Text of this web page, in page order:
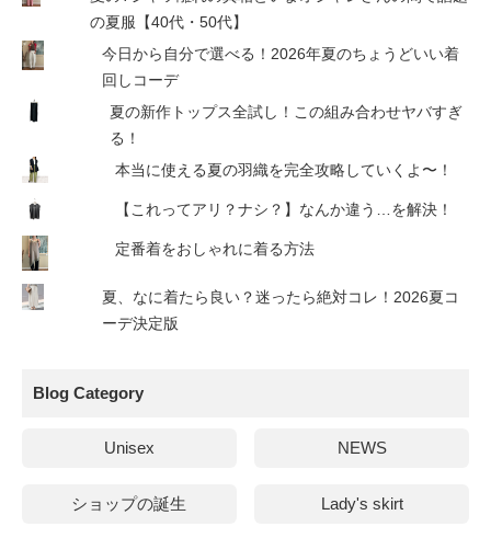
の夏服【40代・50代】
今日から自分で選べる！2026年夏のちょうどいい着
回しコーデ
夏の新作トップス全試し！この組み合わせヤバすぎ
る！
本当に使える夏の羽織を完全攻略していくよ〜！
【これってアリ？ナシ？】なんか違う…を解決！
定番着をおしゃれに着る方法
夏、なに着たら良い？迷ったら絶対コレ！2026夏コ
ーデ決定版
Blog Category
Unisex NEWS
ショップの誕生 Lady's skirt